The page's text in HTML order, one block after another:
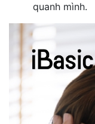
quanh mình.